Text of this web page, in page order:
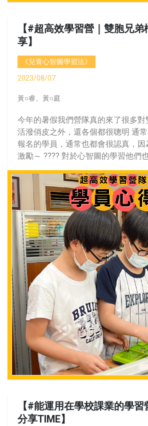
【#超高效學習營｜雙胞兄
享】
《兒青心智圖學習法》
2023/08/07
黃○睿、黃○庭
今年的暑假我們營隊真的來了很多
活潑俏皮之外，還各個都很聰明 通
報名的學員，通常也都會很認真，因
激勵～ ???? 對於心智圖的學習他們
【#能運用在學校課業的學
分享TIME】